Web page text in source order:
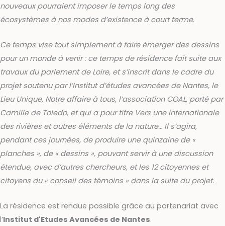
nouveaux pourraient imposer le temps long des
écosystèmes à nos modes d’existence à court terme.
Ce temps vise tout simplement à faire émerger des dessins
pour un monde à venir : ce temps de résidence fait suite aux
travaux du parlement de Loire, et s’inscrit dans le cadre du
projet soutenu par l’Institut d’études avancées de Nantes, le
Lieu Unique, Notre affaire à tous, l’association COAL, porté par
Camille de Toledo, et qui a pour titre Vers une internationale
des rivières et autres éléments de la nature… Il s’agira,
pendant ces journées, de produire une quinzaine de «
planches », de « dessins », pouvant servir à une discussion
étendue, avec d’autres chercheurs, et les 12 citoyennes et
citoyens du « conseil des témoins » dans la suite du projet.
La résidence est rendue possible grâce au partenariat avec
l’Institut d'Etudes Avancées de Nantes.